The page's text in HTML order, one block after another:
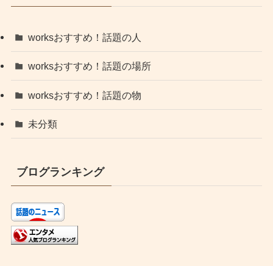
worksおすすめ！話題の人
worksおすすめ！話題の場所
worksおすすめ！話題の物
未分類
ブログランキング